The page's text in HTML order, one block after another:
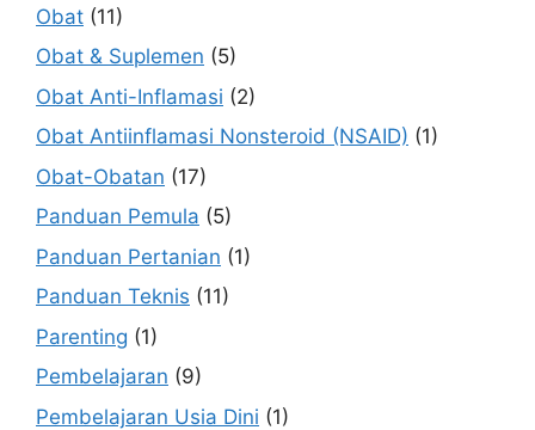
Obat (11)
Obat & Suplemen (5)
Obat Anti-Inflamasi (2)
Obat Antiinflamasi Nonsteroid (NSAID) (1)
Obat-Obatan (17)
Panduan Pemula (5)
Panduan Pertanian (1)
Panduan Teknis (11)
Parenting (1)
Pembelajaran (9)
Pembelajaran Usia Dini (1)